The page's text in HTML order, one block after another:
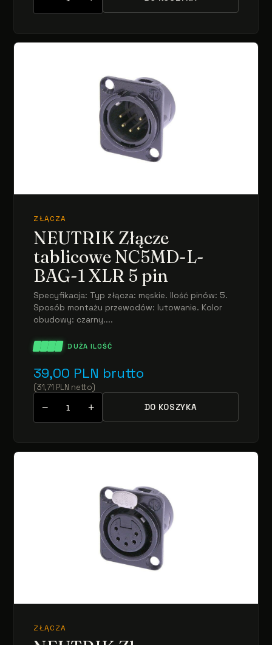
ZŁĄCZA
NEUTRIK Złącze
tablicowe NC5MD-L-
BAG-1 XLR 5 pin
Specyfikacja: Typ złącza: męskie. Ilość pinów: 5.
Sposób montażu przewodów: lutowanie. Kolor
obudowy: czarny....
DUŻA ILOŚĆ
39,00 PLN brutto
(31,71 PLN netto)
− + DO KOSZYKA
ZŁĄCZA